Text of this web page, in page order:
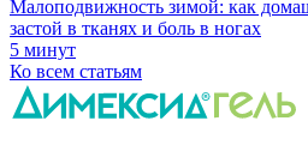
Малоподвижность зимой: как
застой в тканях и боль в ногах
5 минут
Ко всем статьям